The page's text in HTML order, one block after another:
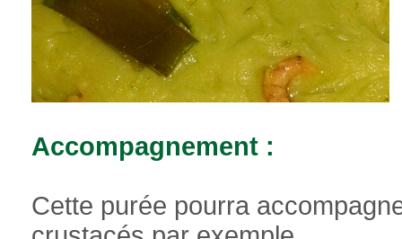
Accompagnement :
Cette purée pourra